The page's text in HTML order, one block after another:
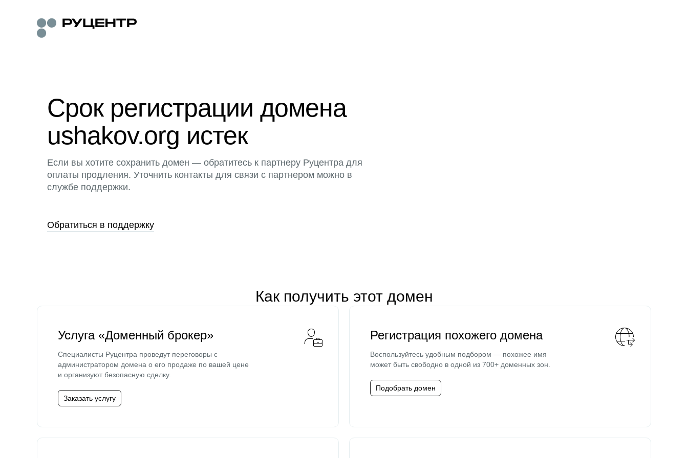
Срок регистрации домена
ushakov.org истек
Если вы хотите сохранить домен — обратитесь к партнеру Руцентра для
оплаты продления. Уточнить контакты для связи с партнером можно в
службе поддержки.
Обратиться в поддержку
Как получить этот домен
Услуга «Доменный брокер»
Специалисты Руцентра проведут переговоры с
администратором домена о его продаже по вашей цене
и организуют безопасную сделку.
Заказать услугу
Регистрация похожего домена
Воспользуйтесь удобным подбором — похожее имя
может быть свободно в одной из 700+ доменных зон.
Подобрать домен